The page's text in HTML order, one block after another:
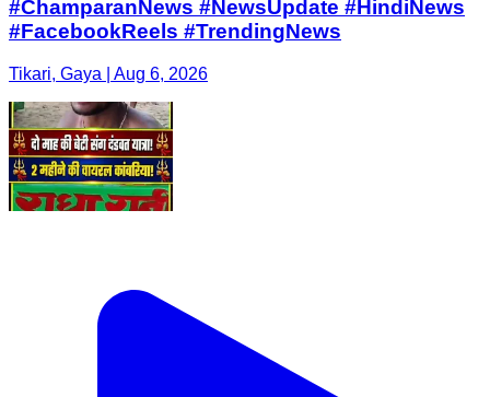
#ChamparanNews #NewsUpdate #HindiNews
#FacebookReels #TrendingNews
Tikari, Gaya | Aug 6, 2026